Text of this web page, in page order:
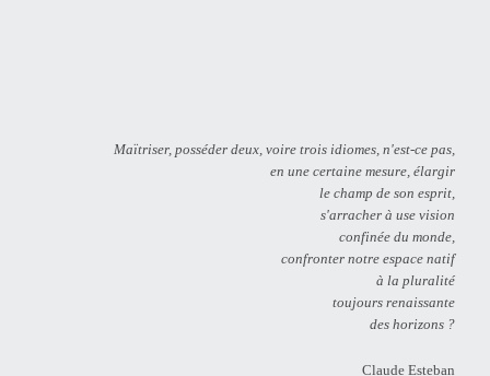
Maïtriser, posséder deux, voire trois idiomes, n'est-ce pas,
en une certaine mesure, élargir
le champ de son esprit,
s'arracher à use vision
confinée du monde,
confronter notre espace natif
à la pluralité
toujours renaissante
des horizons ?
Claude Esteban